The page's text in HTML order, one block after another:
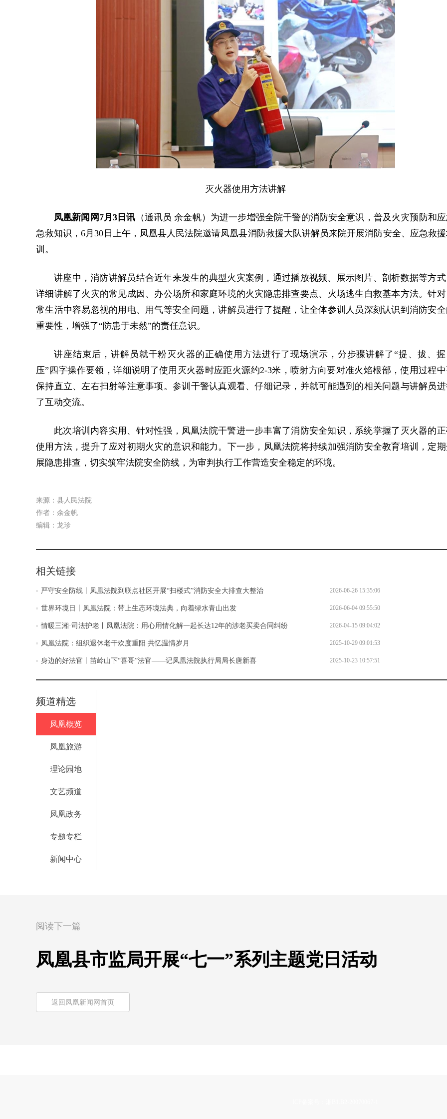
灭火器使用方法讲解
凤凰新闻网7月3日讯 （通讯员 余金帆）为进一步增强全院干警的消防安全意识，普及火灾预防和
急救知识，6月30日上午，凤凰县人民法院邀请凤凰县消防救援大队讲解员来院开展消防安全、应急救
训。
讲座中，消防讲解员结合近年来发生的典型火灾案例，通过播放视频、展示图片、剖析数据等方式
详细讲解了火灾的常见成因、办公场所和家庭环境的火灾隐患排查要点、火场逃生自救基本方法。针对
常生活中容易忽视的用电、用气等安全问题，讲解员进行了提醒，让全体参训人员深刻认识到消防安
重要性，增强了“防患于未然”的责任意识。
讲座结束后，讲解员就干粉灭火器的正确使用方法进行了现场演示，分步骤讲解了“提、拔、握
压”四字操作要领，详细说明了使用灭火器时应距火源约2-3米，喷射方向要对准火焰根部，使用过程
保持直立、左右扫射等注意事项。参训干警认真观看、仔细记录，并就可能遇到的相关问题与讲解员
了互动交流。
此次培训内容实用、针对性强，凤凰法院干警进一步丰富了消防安全知识，系统掌握了灭火器的
使用方法，提升了应对初期火灾的意识和能力。下一步，凤凰法院将持续加强消防安全教育培训，定
展隐患排查，切实筑牢法院安全防线，为审判执行工作营造安全稳定的环境。
来源：县人民法院
作者：余金帆
编辑：龙珍
相关链接
严守安全防线丨凤凰法院到联点社区开展“扫楼式”消防安全大排查大整治 2026-06-26 15:35:06
世界环境日丨凤凰法院：带上生态环境法典，向着绿水青山出发 2026-06-04 09:55:50
情暖三湘·司法护老丨凤凰法院：用心用情化解一起长达12年的涉老买卖合同纠纷 2026-04-15 09:04:02
凤凰法院：组织退休老干欢度重阳 共忆温情岁月 2025-10-29 09:01:53
身边的好法官丨苗岭山下“喜哥”法官——记凤凰法院执行局局长唐新喜 2025-10-23 10:57:51
频道精选
凤凰概览
凤凰旅游
理论园地
文艺频道
凤凰政务
专题专栏
新闻中心
阅读下一篇
凤凰县市监局开展“七一”系列主题党日活动
返回凤凰新闻网首页